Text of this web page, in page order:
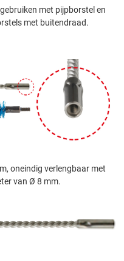
met pijpborstel en
met buitendraad.
oneindig verlengbaar met
van Ø 8 mm.